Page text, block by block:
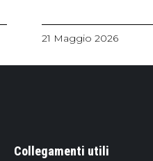
21 Maggio 2026
Collegamenti utili